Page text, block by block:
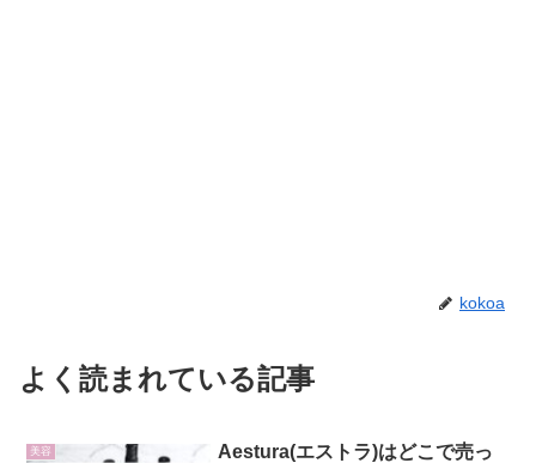
kokoa
よく読まれている記事
美容
Aestura(エストラ)はどこで売っ